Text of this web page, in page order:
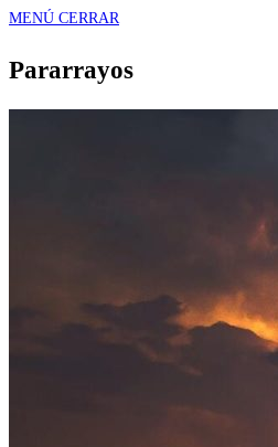
MENÚ CERRAR
Pararrayos